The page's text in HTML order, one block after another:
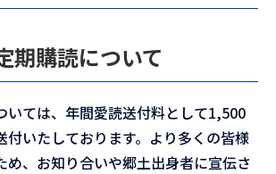
期購読について
いては、年間愛読送付料として1,500
付いたしております。より多くの皆様
め、お知り合いや郷土出身者に宣伝さ